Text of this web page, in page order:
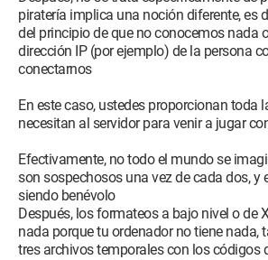
piratería implica una noción diferente, es
del principio de que no conocemos nada
dirección IP (por ejemplo) de la persona
conectarnos
En este caso, ustedes proporcionan toda
necesitan al servidor para venir a jugar
Efectivamente, no todo el mundo se
son sospechosos una vez de cada dos, y
siendo benévolo
Después, los formateos a bajo nivel o de
nada porque tu ordenador no tiene nada,
tres archivos temporales con los códigos